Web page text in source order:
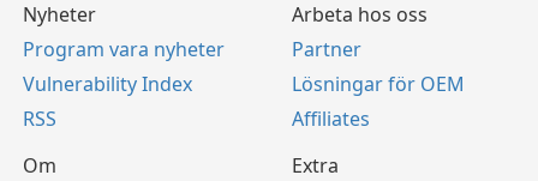
Nyheter
Program vara nyheter
Vulnerability Index
RSS
Arbeta hos oss
Partner
Lösningar för OEM
Affiliates
Om
Extra